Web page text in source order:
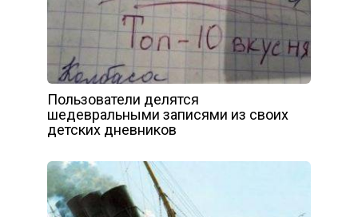
Пользователи делятся
шедевральными записями из своих
детских дневников